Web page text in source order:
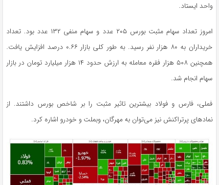
واحد ایستاد.
امروز تعداد سهام مثبت بورس ۲۰۵ عدد و سهام منفی ۱۳۲ عدد بود. تعداد
خریداران به ۸۰ هزار نفر رسید. به طور کلی بازار ۰.۶۶ درصد افزایش یافت.
همچنین ۵۰۸ هزار فقره معامله به ارزش حدود ۱۴ هزار میلیارد تومان در بازار
سهام انجام شد.
فملی، فارس و فولاد بیشترین تاثیر مثبت را بر شاخص بورس داشتند. از
نمادهای پرتراکنش نیز می‌توان به مهرگان، وبملت و خودرو اشاره کرد.